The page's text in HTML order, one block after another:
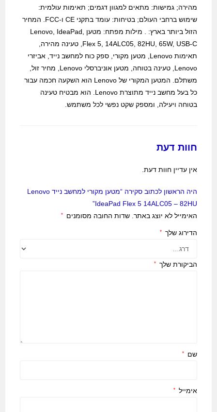
מהירה; גמישות: מתאים למגוון דגמים; תאימות עולמית:
שימוש ברחבי העולם; בטיחות: עומד בתקני CE ו-FCC. המחיר
הזול ביותר בארץ: . מילות מפתח: מטען Lenovo, IdeaPad,
Flex 5, 14ALC05, 82HU, 65W, USB-C, טעינה מהירה,
תאימות Lenovo, מטען מקורי, ספק כוח למחשב נייד, אביזרי
Lenovo, טעינה בטוחה, מטען אוניברסלי Lenovo, מחיר זול,
משתלם. המטען המקורי של Lenovo הוא השקעה חכמה עבור
כל בעל מחשב נייד מתוצרת Lenovo. הוא מבטיח טעינה
בטוחה ויעילה, ומספק שקט נפשי לכל משתמש.
חוות דעת
אין עדיין חוות דעת.
היה הראשון לכתוב סקירה “מטען מקורי למחשב נייד Lenovo
IdeaPad Flex 5 14ALC05 – 82HU”
האימייל לא יוצג באתר. שדות החובה מסומנים *
הדירוג שלך *
הביקורת שלך *
שם *
אימייל *